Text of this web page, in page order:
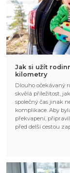
Jak si užít
kilometry
Dlouho očekávaný
skvělá příležitost,
společný čas jinak
komplikace. Aby
překvapení,
před delší cestou